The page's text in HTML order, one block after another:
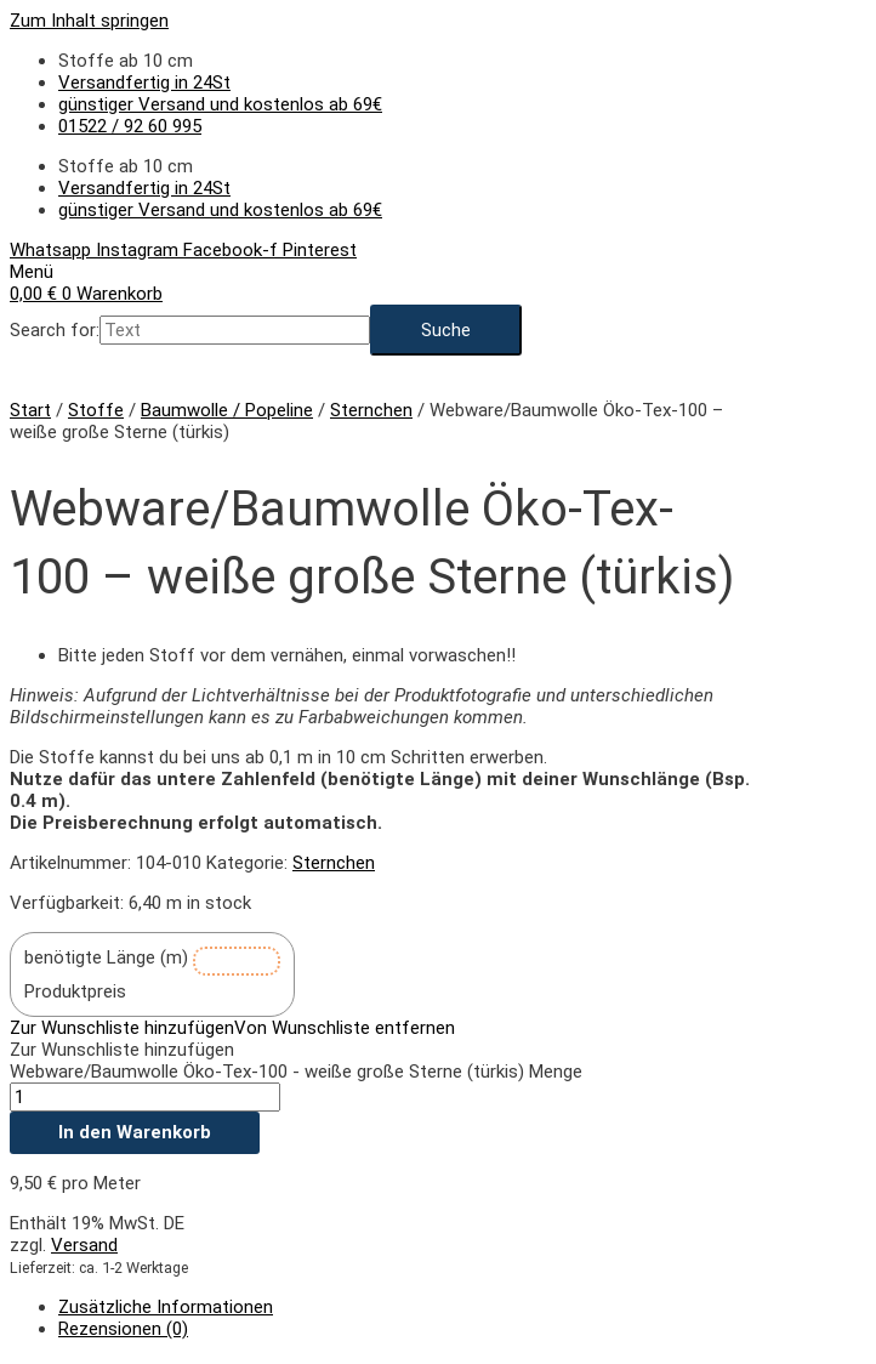
Zum Inhalt springen
Stoffe ab 10 cm
Versandfertig in 24St
günstiger Versand und kostenlos ab 69€
01522 / 92 60 995
Stoffe ab 10 cm
Versandfertig in 24St
günstiger Versand und kostenlos ab 69€
Whatsapp Instagram Facebook-f Pinterest
Menü
0,00 € 0 Warenkorb
Search for:
Start / Stoffe / Baumwolle / Popeline / Sternchen / Webware/Baumwolle Öko-Tex-100 –
weiße große Sterne (türkis)
Webware/Baumwolle Öko-Tex-
100 – weiße große Sterne (türkis)
Bitte jeden Stoff vor dem vernähen, einmal vorwaschen!!
Hinweis: Aufgrund der Lichtverhältnisse bei der Produktfotografie und unterschiedlichen
Bildschirmeinstellungen kann es zu Farbabweichungen kommen.
Die Stoffe kannst du bei uns ab 0,1 m in 10 cm Schritten erwerben.
Nutze dafür das untere Zahlenfeld (benötigte Länge) mit deiner Wunschlänge (Bsp.
0.4 m).
Die Preisberechnung erfolgt automatisch.
Artikelnummer: 104-010 Kategorie: Sternchen
Verfügbarkeit: 6,40 m in stock
benötigte Länge (m)
Produktpreis
Zur Wunschliste hinzufügenVon Wunschliste entfernen
Zur Wunschliste hinzufügen
Webware/Baumwolle Öko-Tex-100 - weiße große Sterne (türkis) Menge
In den Warenkorb
9,50 € pro Meter
Enthält 19% MwSt. DE
zzgl. Versand
Lieferzeit: ca. 1-2 Werktage
Zusätzliche Informationen
Rezensionen (0)